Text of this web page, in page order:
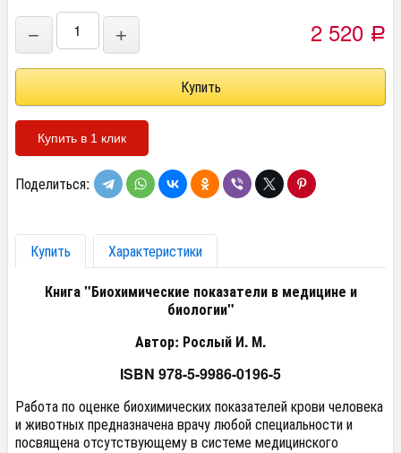
− + 2 520 Р
Купить в 1 клик
Поделиться:
Купить
Характеристики
Книга "Биохимические показатели в медицине и
биологии"
Автор: Рослый И. М.
ISBN 978-5-9986-0196-5
Работа по оценке биохимических показателей крови человека
и животных предназначена врачу любой специальности и
посвящена отсутствующему в системе медицинского